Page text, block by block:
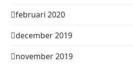
februari 2020
december 2019
november 2019